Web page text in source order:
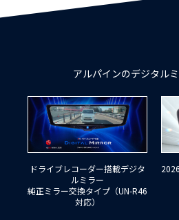
アルパインのデジタル
ドライブレコーダー搭載デジタ
ルミラー
純正ミラー交換タイプ（UN-R46
対応）